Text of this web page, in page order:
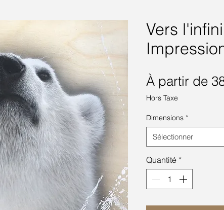
Vers
À partir de
Hors Taxe
Dimensions *
Sélectionner
Quantité *